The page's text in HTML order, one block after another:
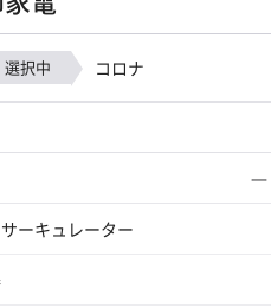
選択中 コロナ
ーキュレーター